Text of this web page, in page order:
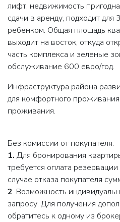
лифт, недвижимость
сдачи в аренду, подходит для
ребенком. Общая площадь
выходит на восток, откуда
часть комплекса и зеленые
обслуживание 600 евро/год.
Инфраструктура района
для комфортного проживания
проживания.
Без комиссии от покупателя.
1. Для бронирования
требуется оплата
случае отказа покупателя
2. Возможность
запросу. Для получения
обратитесь к одному из